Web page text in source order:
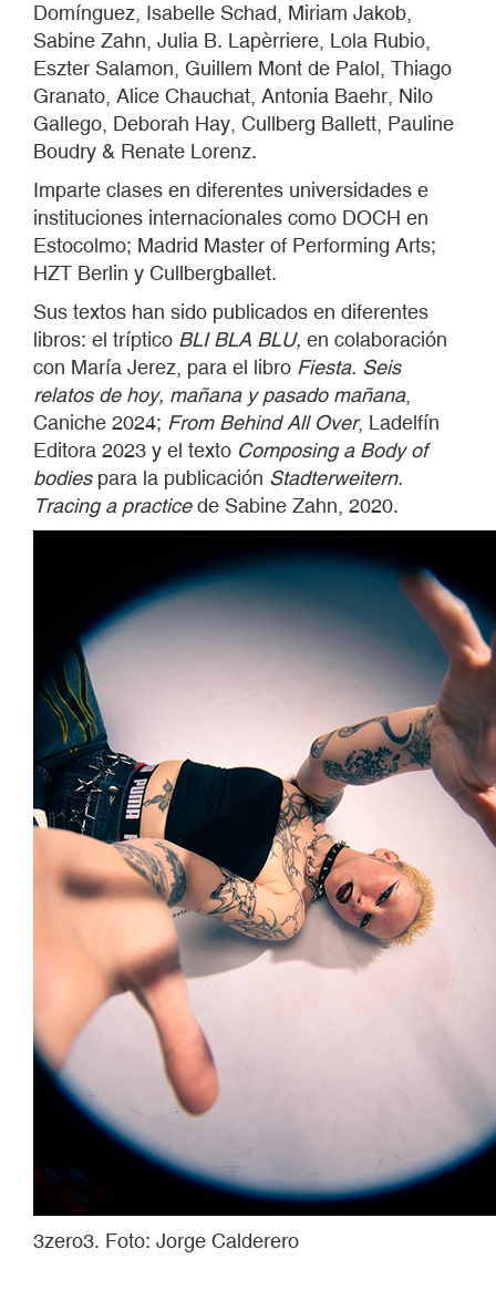
Domínguez, Isabelle Schad, Miriam Jakob,
Sabine Zahn, Julia B. Lapèrriere, Lola Rubio,
Eszter Salamon, Guillem Mont de Palol, Thiago
Granato, Alice Chauchat, Antonia Baehr, Nilo
Gallego, Deborah Hay, Cullberg Ballett, Pauline
Boudry & Renate Lorenz.
Imparte clases en diferentes universidades e
instituciones internacionales como DOCH en
Estocolmo; Madrid Master of Performing Arts;
HZT Berlin y Cullbergballet.
Sus textos han sido publicados en diferentes
libros: el tríptico BLI BLA BLU, en colaboración
con María Jerez, para el libro Fiesta. Seis
relatos de hoy, mañana y pasado mañana,
Caniche 2024; From Behind All Over, Ladelfín
Editora 2023 y el texto Composing a Body of
bodiespara la publicación Stadterweitern.
Tracing a practicede Sabine Zahn, 2020.
3zero3. Foto: Jorge Calderero